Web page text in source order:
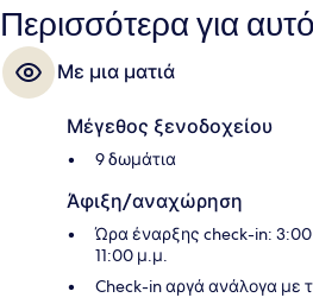
Περισσότερα για
Με μια ματιά
Μέγεθος ξενοδοχείου
9 δωμάτια
Άφιξη/αναχώρηση
Ώρα έναρξης check-in:
11:00 μ.μ.
Check-in αργά ανάλογα με